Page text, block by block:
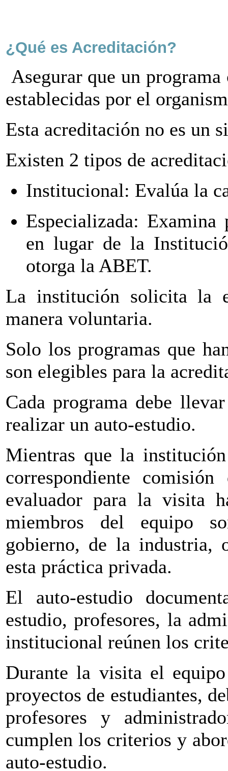
¿Qué es Acreditación?
Asegurar que un
establecidas por el
Esta acreditación no es un
Existen 2 tipos de
Institucional: Evalúa la
Especializada: Examina
en lugar de la
otorga la ABET.
La institución solicita la
manera voluntaria.
Solo los programas que
son elegibles para la
Cada programa debe
realizar un auto-estudio.
Mientras que la
correspondiente
evaluador para la visita
miembros del equipo
gobierno, de la industria,
esta práctica privada.
El auto-estudio
estudio, profesores, la
institucional reúnen los
Durante la visita el
proyectos de estudiantes,
profesores y
cumplen los criterios y
auto-estudio.